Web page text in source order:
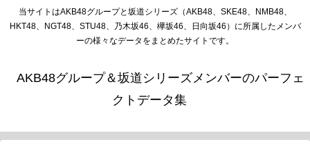
当サイトはAKB48グループと坂道シリーズ（AKB48、SKE48、NMB48、
HKT48、NGT48、STU48、乃木坂46、欅坂46、日向坂46）に所属したメンバ
ーの様々なデータをまとめたサイトです。
AKB48グループ＆坂道シリーズメンバーのパーフェ
クトデータ集